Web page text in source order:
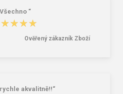
“
Ověřený zákazník Zboží
akvalitně!!“